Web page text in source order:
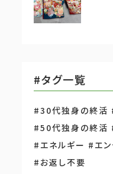
#タグ一覧
#30代独身の終活
#50代独身の終活
#エネルギー #エン
#お返し不要